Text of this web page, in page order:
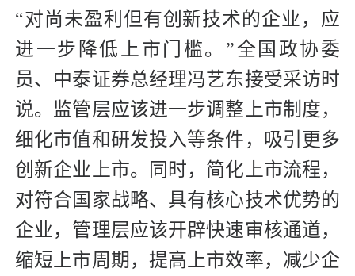
“对尚未盈利但有创新技术的企业，应
进一步降低上市门槛。”全国政协委
员、中泰证券总经理冯艺东接受采访时
说。监管层应该进一步调整上市制度，
细化市值和研发投入等条件，吸引更多
创新企业上市。同时，简化上市流程，
对符合国家战略、具有核心技术优势的
企业，管理层应该开辟快速审核通道，
缩短上市周期，提高上市效率，减少企